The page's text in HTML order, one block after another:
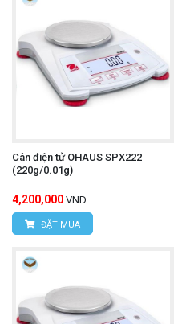
Cân điện tử OHAUS SPX222
(220g/0.01g)
4,200,000 VND
ĐẶT MUA